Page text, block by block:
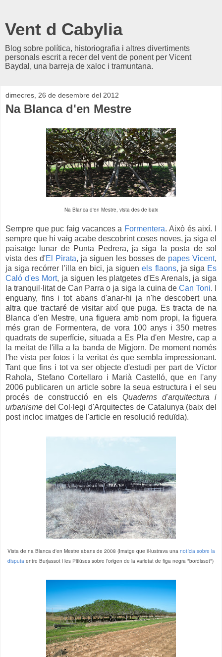
Vent d Cabylia
Blog sobre política, historiografia i altres divertiments
personals escrit a recer del vent de ponent per Vicent
Baydal, una barreja de xaloc i tramuntana.
dimecres, 26 de desembre del 2012
Na Blanca d'en Mestre
Na Blanca d'en Mestre, vista des de baix
Sempre que puc faig vacances a Formentera. Això és així. I
sempre que hi vaig acabe descobrint coses noves, ja siga el
paisatge lunar de Punta Pedrera, ja siga la posta de sol
vista des d'El Pirata, ja siguen les bosses de papes Vicent,
ja siga recórrer l'illa en bici, ja siguenels flaons, ja siga Es
Caló d'es Mort, ja siguen les platgetes d'Es Arenals, ja siga
la tranquil·litat de Can Parra o ja siga la cuina de Can Toni. I
enguany, fins i tot abans d'anar-hi ja n'he descobert una
altra que tractaré de visitar així que puga. Es tracta de na
Blanca d'en Mestre, una figuera amb nom propi, la figuera
més gran de Formentera, de vora 100 anys i 350 metres
quadrats de superfície, situada a Es Pla d'en Mestre, cap a
la meitat de l'illa a la banda de Migjorn. De moment només
l'he vista per fotos i la veritat és que sembla impressionant.
Tant que fins i tot va ser objecte d'estudi per part de Víctor
Rahola, Stefano Cortellaro i Marià Castelló, que en l'any
2006 publicaren un article sobre la seua estructura i el seu
procés de construcció en els Quaderns d'arquitectura i
urbanisme del Col·legi d'Arquitectes de Catalunya (baix del
post incloc imatges de l'article en resolució reduïda).
Vista de na Blanca d'en Mestre abans de 2008 (Imatge que il·lustrava una notícia sobre la
disputaentre Burjassot i les Pitiüses sobre l'origen de la varietat de figa negra "bordissot")